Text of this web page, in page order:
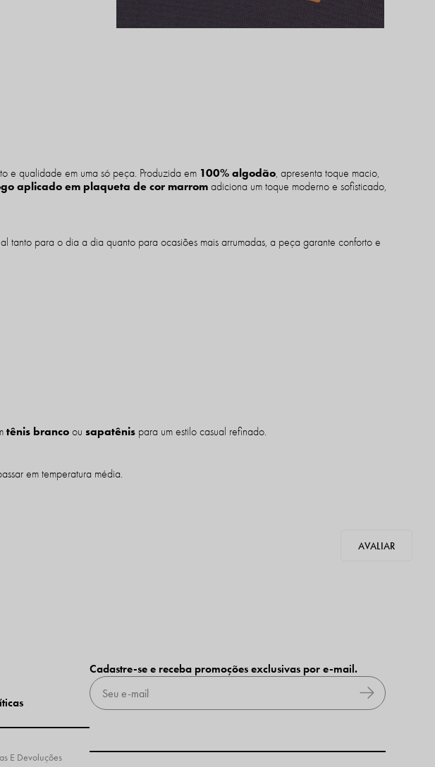
e qualidade em uma só peça. Produzida em 100% algodão, apresenta toque macio,
aplicado em plaqueta de cor marrom adiciona um toque moderno e sofisticado,
para o dia a dia quanto para ocasiões mais arrumadas, a peça garante conforto e
tênis branco ousapatênis para um estilo casual refinado.
em temperatura média.
E Devoluções
Cadastre-se e receba promoções exclusivas por e-mail.